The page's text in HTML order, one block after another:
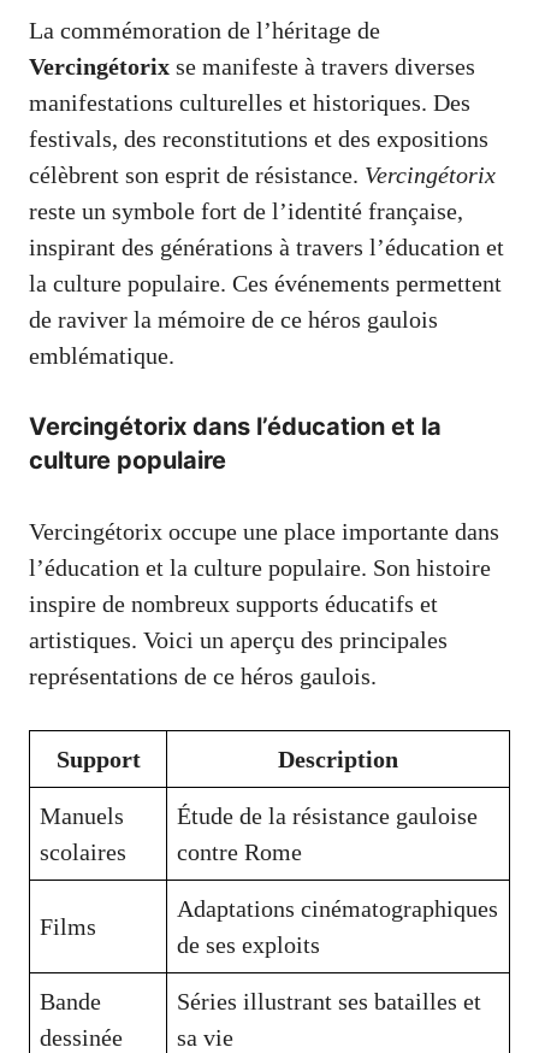
La commémoration de l’héritage de
Vercingétorix se manifeste à travers diverses
manifestations culturelles et historiques. Des
festivals, des reconstitutions et des expositions
célèbrent son esprit de résistance. Vercingétorix
reste un symbole fort de l’identité française,
inspirant des générations à travers l’éducation et
la culture populaire. Ces événements permettent
de raviver la mémoire de ce héros gaulois
emblématique.
Vercingétorix dans l’éducation et la
culture populaire
Vercingétorix occupe une place importante dans
l’éducation et la culture populaire. Son histoire
inspire de nombreux supports éducatifs et
artistiques. Voici un aperçu des principales
représentations de ce héros gaulois.
Support Description
Manuels
scolaires
Étude de la résistance gauloise
contre Rome
Films
Adaptations cinématographiques
de ses exploits
Bande
dessinée
Séries illustrant ses batailles et
sa vie